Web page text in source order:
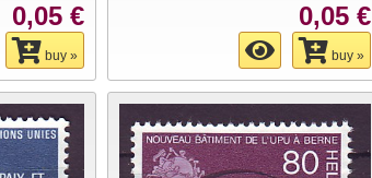
0,05 €
buy »
0,05 €
buy »